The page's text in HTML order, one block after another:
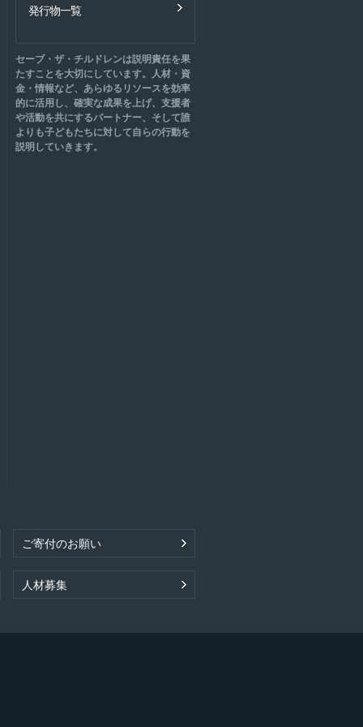
発行物一覧
セーブ・ザ・チルドレンは説明責任を果
たすことを大切にしています。人材・資
金・情報など、あらゆるリソースを効率
的に活用し、確実な成果を上げ、支援者
や活動を共にするパートナー、そして誰
よりも子どもたちに対して自らの行動を
説明していきます。
ご寄付のお願い
人材募集